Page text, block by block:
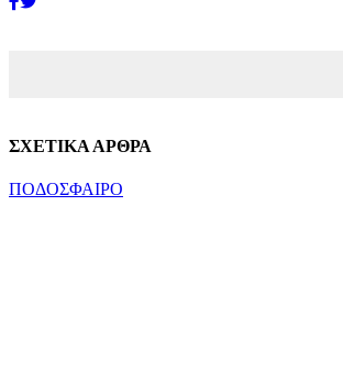
ΣΧΕΤΙΚΑ ΑΡΘΡΑ
ΠΟΔΟΣΦΑΙΡΟ